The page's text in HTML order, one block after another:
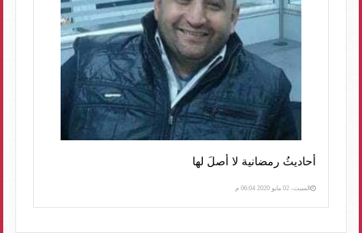
أحاديثُ رمضانية لا أصلَ لها
السبت، 02 مايو 2020 06:04 م